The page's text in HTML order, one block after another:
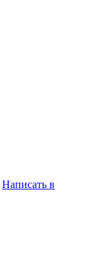
Написать в